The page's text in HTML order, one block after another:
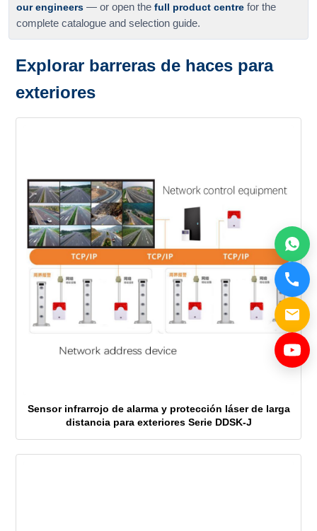
our engineers — or open the full product centre for the
complete catalogue and selection guide.
Explorar barreras de haces para
exteriores
Sensor infrarrojo de alarma y protección láser de larga
distancia para exteriores Serie DDSK-J